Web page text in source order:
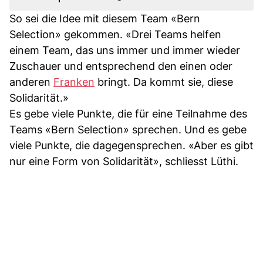
So sei die Idee mit diesem Team «Bern
Selection» gekommen. «Drei Teams helfen
einem Team, das uns immer und immer wieder
Zuschauer und entsprechend den einen oder
anderen Franken bringt. Da kommt sie, diese
Solidarität.»
Es gebe viele Punkte, die für eine Teilnahme des
Teams «Bern Selection» sprechen. Und es gebe
viele Punkte, die dagegensprechen. «Aber es gibt
nur eine Form von Solidarität», schliesst Lüthi.